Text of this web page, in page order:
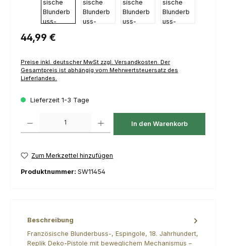
Regulärer Preis:
44,99 €
Preise inkl. deutscher MwSt zzgl. Versandkosten. Der
Gesamtpreis ist abhängig vom Mehrwertsteuersatz des
Lieferlandes.
Lieferzeit 1-3 Tage
In den Warenkorb
Zum Merkzettel hinzufügen
Produktnummer: SW11454
Beschreibung
Französische Blunderbuss-, Espingole, 18. Jahrhundert,
Replik Deko-Pistole mit beweglichem Mechanismus –